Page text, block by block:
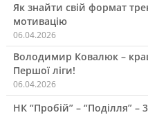
Як знайти свій формат
мотивацію
06.04.2026
Володимир Ковалюк –
Першої ліги!
06.04.2026
НК “Пробій” – “Поділля” –